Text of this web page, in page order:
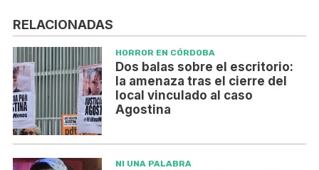
RELACIONADAS
HORROR EN CÓRDOBA
Dos balas sobre el escritorio:
la amenaza tras el cierre del
local vinculado al caso
Agostina
NI UNA PALABRA